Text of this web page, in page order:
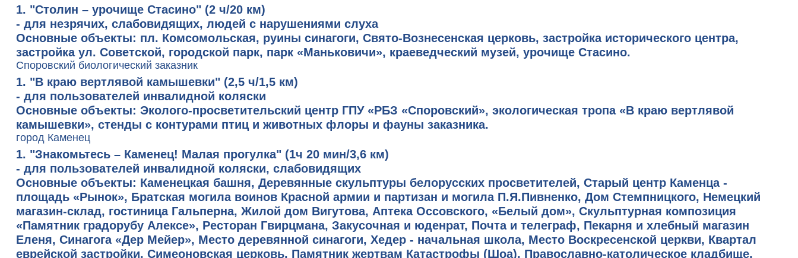
1. "Столин – урочище Стасино" (2 ч/20 км)
- для незрячих, слабовидящих, людей с нарушениями слуха
Основные объекты: пл. Комсомольская, руины синагоги, Свято-Вознесенская церковь, застройка исторического центра,
застройка ул. Советской, городской парк, парк «Маньковичи», краеведческий музей, урочище Стасино.
Споровский биологический заказник
1. "В краю вертлявой камышевки" (2,5 ч/1,5 км)
- для пользователей инвалидной коляски
Основные объекты: Эколого-просветительский центр ГПУ «РБЗ «Споровский», экологическая тропа «В краю вертлявой
камышевки», стенды с контурами птиц и животных флоры и фауны заказника.
город Каменец
1. "Знакомьтесь – Каменец! Малая прогулка" (1ч 20 мин/3,6 км)
- для пользователей инвалидной коляски, слабовидящих
Основные объекты: Каменецкая башня, Деревянные скульптуры белорусских просветителей, Старый центр Каменца -
площадь «Рынок», Братская могила воинов Красной армии и партизан и могила П.Я.Пивненко, Дом Стемпницкого, Немецкий
магазин-склад, гостиница Гальперна, Жилой дом Вигутова, Аптека Оссовского, «Белый дом», Скульптурная композиция
«Памятник градорубу Алексе», Ресторан Гвирцмана, Закусочная и юденрат, Почта и телеграф, Пекарня и хлебный магазин
Еленя, Синагога «Дер Мейер», Место деревянной синагоги, Хедер - начальная школа, Место Воскресенской церкви, Квартал
еврейской застройки, Симеоновская церковь, Памятник жертвам Катастрофы (Шоа), Православно-католическое кладбище,